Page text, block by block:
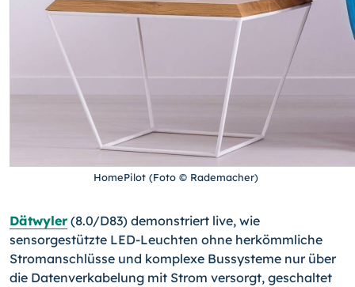
HomePilot (Foto © Rademacher)
Dätwyler (8.0/D83) demonstriert live, wie
sensorgestützte LED-Leuchten ohne herkömmliche
Stromanschlüsse und komplexe Bussysteme nur über
die Datenverkabelung mit Strom versorgt, geschaltet